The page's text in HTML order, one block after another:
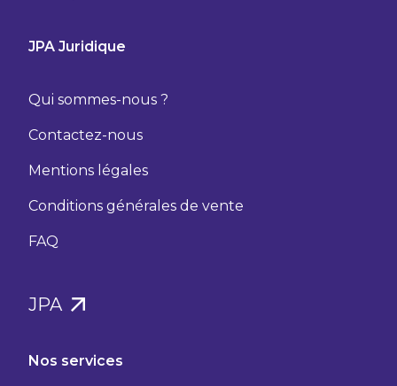
JPA Juridique
Qui sommes-nous ?
Contactez-nous
Mentions légales
Conditions générales de vente
FAQ
JPA
Nos services